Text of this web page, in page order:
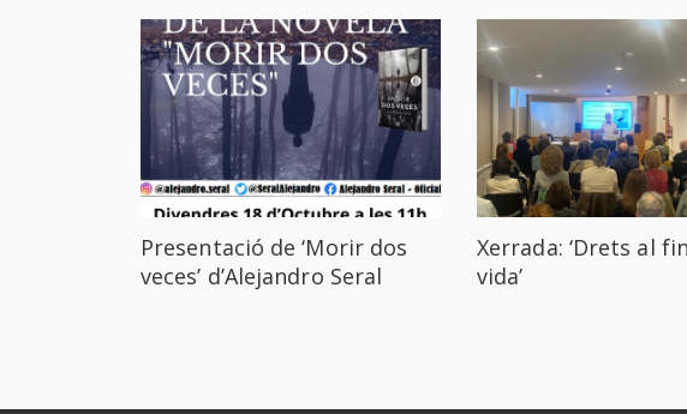
Presentació de ‘Morir dos
veces’ d’Alejandro Seral
Xerrada: ‘Drets al
vida’